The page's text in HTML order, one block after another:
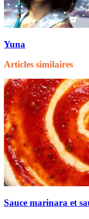
Yuna
Articles similaires
Sauce marinara et